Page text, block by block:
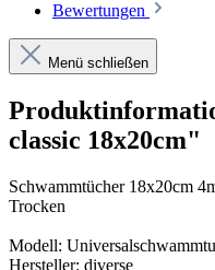
Bewertungen
Menü schließen
classic 18x20cm"
Schwammtücher 18x20cm
Trocken
Modell:
Hersteller: diverse